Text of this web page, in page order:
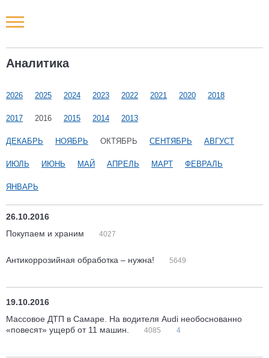
Аналитика
2026 2025 2024 2023 2022 2021 2020 2018
2017 2016 2015 2014 2013
ДЕКАБРЬ НОЯБРЬ ОКТЯБРЬ СЕНТЯБРЬ АВГУСТ
ИЮЛЬ ИЮНЬ МАЙ АПРЕЛЬ МАРТ ФЕВРАЛЬ
ЯНВАРЬ
26.10.2016
Покупаем и храним
4027
Антикоррозийная обработка – нужна! 5649
19.10.2016
Массовое ДТП в Самаре. На водителя Audi необоснованно
«повесят» ущерб от 11 машин.
4085 4
Новости РФ
Наши мероприятия
Статьи